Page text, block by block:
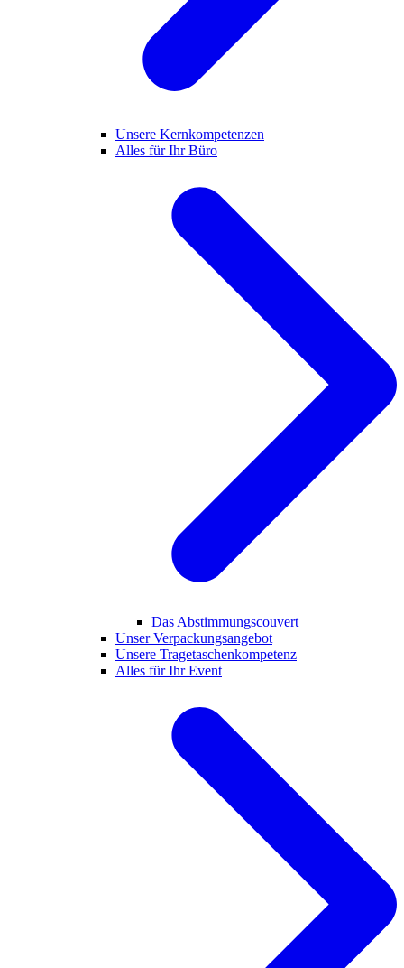
Unsere Kernkompetenzen
Alles für Ihr Büro
Das Abstimmungscouvert
Unser Verpackungsangebot
Unsere Tragetaschenkompetenz
Alles für Ihr Event